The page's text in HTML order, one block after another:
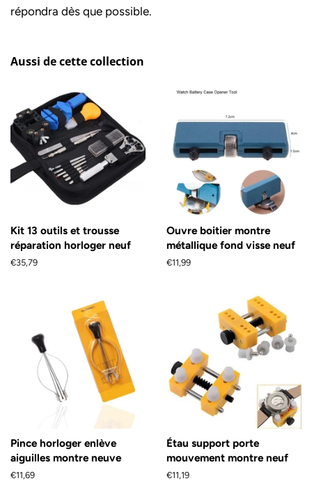
répondra dès que possible.
Aussi de cette collection
Kit 13 outils et trousse
réparation horloger neuf
Prix
€35,79
Ouvre boitier montre
métallique fond visse neuf
Prix
€11,99
Pince horloger enlève
aiguilles montre neuve
Prix
€11,69
Étau support porte
mouvement montre neuf
Prix
€11,19